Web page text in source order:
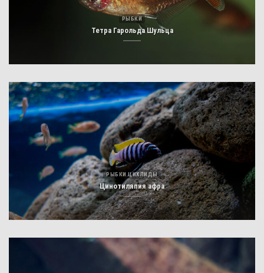
РЫБКИ
Тетра Гарольда Шульца
РЫБКИ ЦИХЛИДЫ
Цинотиляпия афра